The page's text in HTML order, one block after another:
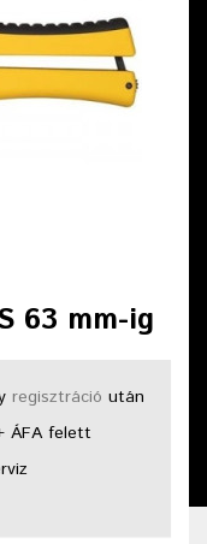
63 mm-ig
regisztráció után
ÁFA felett